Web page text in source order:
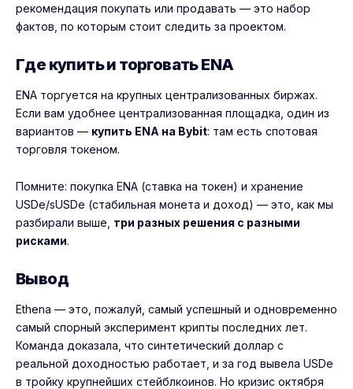
рекомендация покупать или продавать — это набор
фактов, по которым стоит следить за проектом.
Где купить и торговать ENA
ENA торгуется на крупных централизованных биржах.
Если вам удобнее централизованная площадка, один из
вариантов — купить ENA на Bybit: там есть спотовая
торговля токеном.
Помните: покупка ENA (ставка на токен) и хранение
USDe/sUSDe (стабильная монета и доход) — это, как мы
разбирали выше, три разных решения с разными
рисками.
Вывод
Ethena — это, пожалуй, самый успешный и одновременно
самый спорный эксперимент крипты последних лет.
Команда доказала, что синтетический доллар с
реальной доходностью работает, и за год вывела USDe
в тройку крупнейших стейблкоинов. Но кризис октября